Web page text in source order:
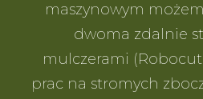
maszynowym
dwoma zdalnie
mulczerami
prac na stromych